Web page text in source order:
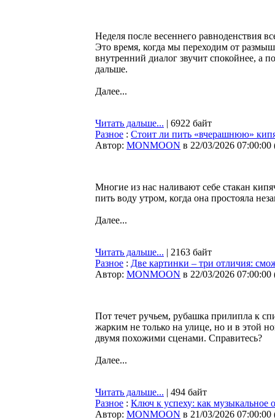
Неделя после весеннего равноденствия
Это время, когда мы переходим от
внутренний диалог звучит спокойнее, а
дальше.
Далее...
Читать дальше... | 6922 байт
Разное : Стоит ли пить «вчерашнюю»
Автор: MONMOON в 22/03/2026 07:00:00
Многие из нас наливают себе стакан
пить воду утром, когда она простояла
Далее...
Читать дальше... | 2163 байт
Разное : Две картинки – три отличия:
Автор: MONMOON в 22/03/2026 07:00:00
Пот течет ручьем, рубашка прилипла к
жарким не только на улице, но и в этой
двумя похожими сценами. Справитесь?
Далее...
Читать дальше... | 494 байт
Разное : Ключ к успеху: как музыкальное
Автор: MONMOON в 21/03/2026 07:00:00